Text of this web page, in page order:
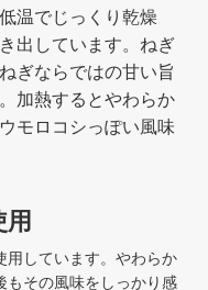
温でじっくり乾燥
出しています。ねぎ
ぎならではの甘い旨
加熱するとやわらか
モロコシっぽい風味
用しています。やわらか
もその風味をしっかり感